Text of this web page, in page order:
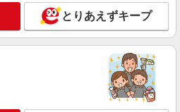
10万円支給(規定有) お友達を紹介
ンティブ支給(規定有) ★月2回払
可能（規程有）★ ゜・。○。・゜
・゜+゜
宮市の携帯ショップ
詳細を見る
とりあえずキープ